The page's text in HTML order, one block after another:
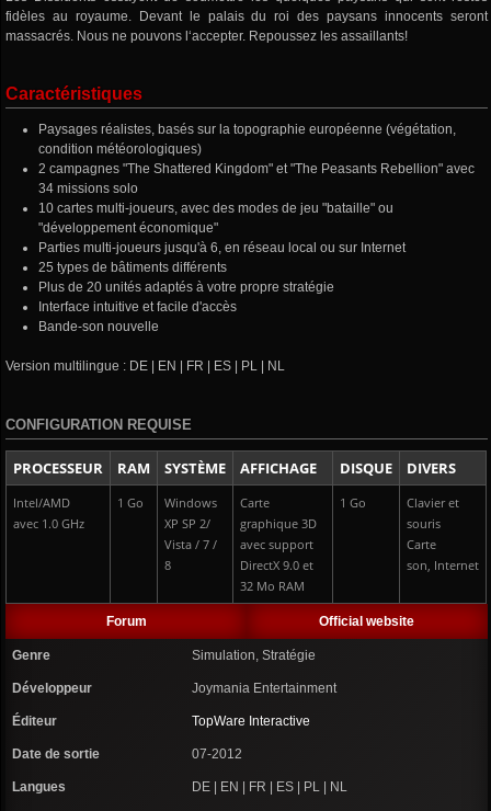
fidèles au royaume. Devant le palais du roi des paysans innocents seront
massacrés. Nous ne pouvons l‘accepter. Repoussez les assaillants!
Caractéristiques
Paysages réalistes, basés sur la topographie européenne (végétation,
condition météorologiques)
2 campagnes "The Shattered Kingdom" et "The Peasants Rebellion" avec
34 missions solo
10 cartes multi-joueurs, avec des modes de jeu "bataille" ou
"développement économique"
Parties multi-joueurs jusqu'à 6, en réseau local ou sur Internet
25 types de bâtiments différents
Plus de 20 unités adaptés à votre propre stratégie
Interface intuitive et facile d'accès
Bande-son nouvelle
Version multilingue : DE | EN | FR | ES | PL | NL
CONFIGURATION REQUISE
PROCESSEUR RAM SYSTÈME AFFICHAGE DISQUE DIVERS
Intel/AMD
avec 1.0 GHz
1 Go
Windows
XP SP 2/
Vista / 7 /
8
Carte
graphique 3D
avec support
DirectX 9.0 et
32 Mo RAM
1 Go
Clavier et
souris
Carte
son, Internet
Forum Official website
Genre Simulation, Stratégie
Développeur Joymania Entertainment
Éditeur TopWare Interactive
Date de sortie 07-2012
Langues DE | EN | FR | ES | PL | NL